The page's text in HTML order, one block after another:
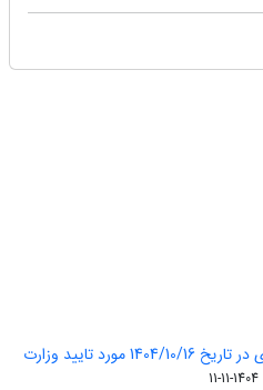
فصلنامه سیاستگذاری پیشرفت شهری در تاریخ 1404/10/16 مورد تایید وزارت
1404-11-11